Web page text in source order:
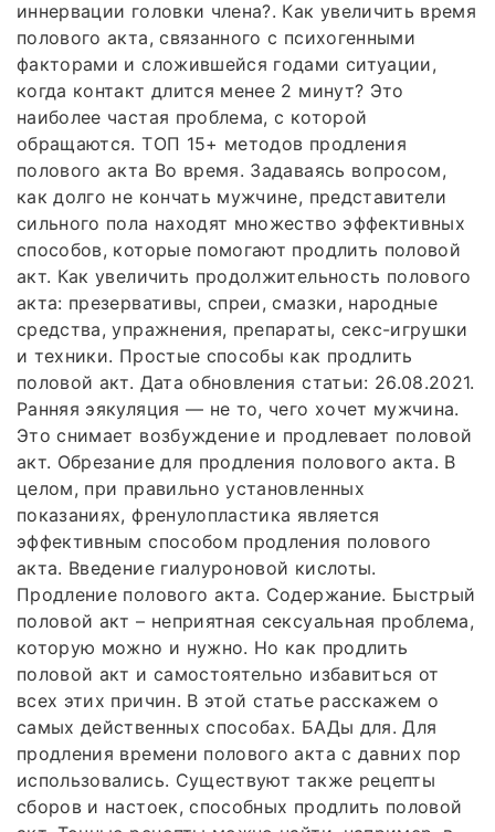
иннервации головки члена?. Как увеличить время
полового акта, связанного с психогенными
факторами и сложившейся годами ситуации,
когда контакт длится менее 2 минут? Это
наиболее частая проблема, с которой
обращаются. ТОП 15+ методов продления
полового акта Во время. Задаваясь вопросом,
как долго не кончать мужчине, представители
сильного пола находят множество эффективных
способов, которые помогают продлить половой
акт. Как увеличить продолжительность полового
акта: презервативы, спреи, смазки, народные
средства, упражнения, препараты, секс-игрушки
и техники. Простые способы как продлить
половой акт. Дата обновления статьи: 26.08.2021.
Ранняя эякуляция — не то, чего хочет мужчина.
Это снимает возбуждение и продлевает половой
акт. Обрезание для продления полового акта. В
целом, при правильно установленных
показаниях, френулопластика является
эффективным способом продления полового
акта. Введение гиалуроновой кислоты.
Продление полового акта. Содержание. Быстрый
половой акт – неприятная сексуальная проблема,
которую можно и нужно. Но как продлить
половой акт и самостоятельно избавиться от
всех этих причин. В этой статье расскажем о
самых действенных способах. БАДы для. Для
продления времени полового акта с давних пор
использовались. Существуют также рецепты
сборов и настоек, способных продлить половой